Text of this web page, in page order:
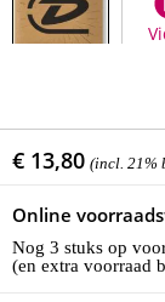
€ 13,80 (incl. 21%
Online
Nog 3 stuks op
(en extra voorraad